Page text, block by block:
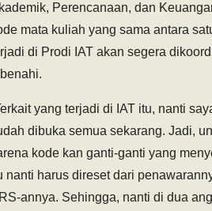
Perencanaan, dan
mata kuliah yang sama antara
di Prodi IAT akan segera
yang terjadi di IAT itu, nanti
dibuka semua sekarang. Jadi,
kode kan ganti-ganti yang
nanti harus direset dari
annya. Sehingga, nanti di dua